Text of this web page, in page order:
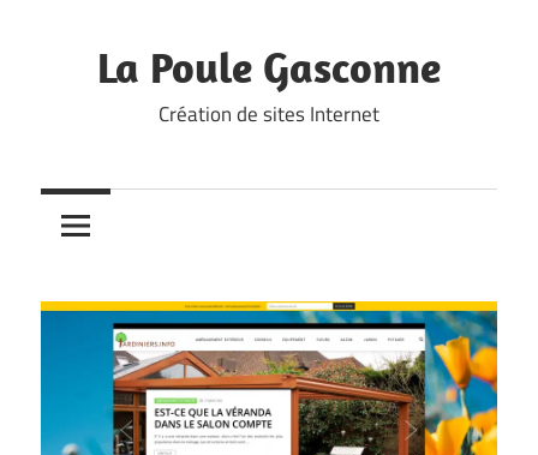
contentLa Poule Gasconne
Création de sites Internet